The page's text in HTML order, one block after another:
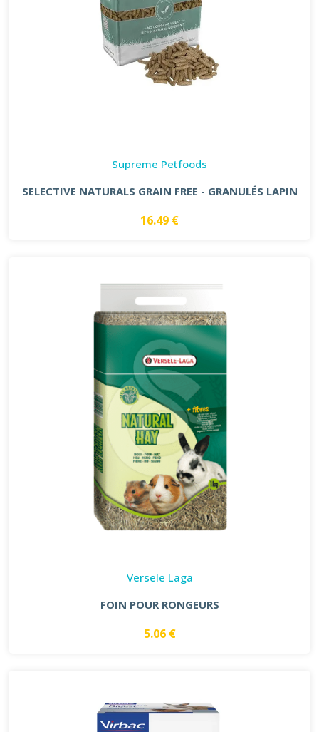
Supreme Petfoods
SELECTIVE NATURALS GRAIN FREE - GRANULÉS LAPIN
16.49 €
Versele Laga
FOIN POUR RONGEURS
5.06 €